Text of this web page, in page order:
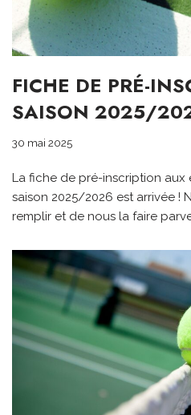
FICHE DE PRÉ-
SAISON 2025/
30 mai 2025
La fiche de pré-inscription aux
saison 2025/2026 est arrivée !
remplir et de nous la faire